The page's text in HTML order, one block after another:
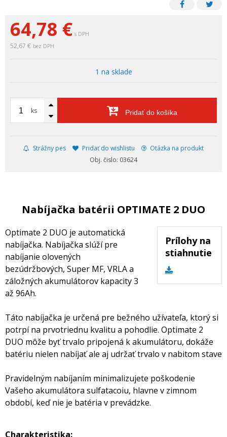
64,78 € s DPH
52,67 € bez DPH
1 na sklade
ks Pridať do košíka
Strážny pes Pridať do wishlistu
Otázka na produkt
Obj. čislo: 03624
Nabíjačka batérii OPTIMATE 2 DUO
Prílohy na
stiahnutie
Optimate 2 DUO je automatická
nabíjačka. Nabíjačka slúží pre
nabíjanie olovených
bezúdržbových, Super MF, VRLA a
záložných akumulátorov kapacity 3
až 96Ah.
Táto nabíjačka je určená pre bežného užívateľa, ktorý si
potrpí na prvotriednu kvalitu a pohodlie. Optimate 2
DUO môže byť trvalo pripojená k akumulátoru, dokáže
batériu nielen nabíjať ale aj udržať trvalo v nabitom stave
Pravidelným nabíjaním minimalizujete poškodenie
Vašeho akumulátora sulfatacoiu, hlavne v zimnom
období, keď nie je batéria v prevádzke.
Charakteristika: